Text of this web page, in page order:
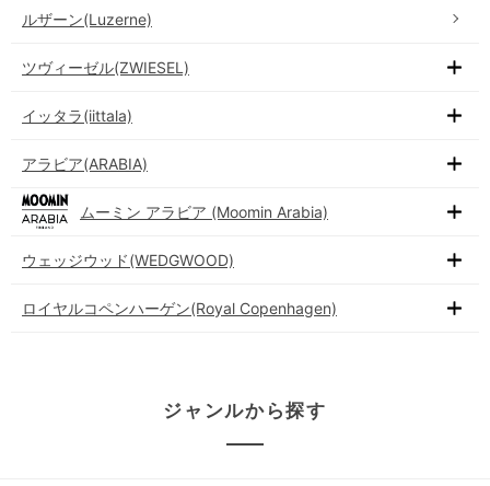
ルザーン(Luzerne)
ツヴィーゼル(ZWIESEL)
イッタラ(iittala)
アラビア(ARABIA)
ムーミン アラビア (Moomin Arabia)
ウェッジウッド(WEDGWOOD)
ロイヤルコペンハーゲン(Royal Copenhagen)
ジャンルから探す